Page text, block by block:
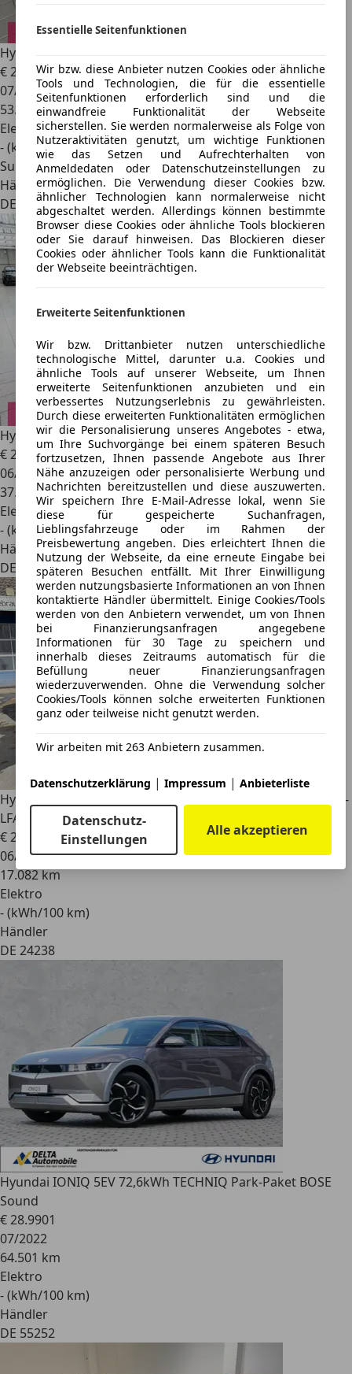
Essentielle Seitenfunktionen
Wir bzw. diese Anbieter nutzen Cookies oder ähnliche
Tools und Technologien, die für die essentielle
Seitenfunktionen erforderlich sind und die
einwandfreie Funktionalität der Webseite
sicherstellen. Sie werden normalerweise als Folge von
Nutzeraktivitäten genutzt, um wichtige Funktionen
wie das Setzen und Aufrechterhalten von
Anmeldedaten oder Datenschutzeinstellungen zu
ermöglichen. Die Verwendung dieser Cookies bzw.
ähnlicher Technologien kann normalerweise nicht
abgeschaltet werden. Allerdings können bestimmte
Browser diese Cookies oder ähnliche Tools blockieren
oder Sie darauf hinweisen. Das Blockieren dieser
Cookies oder ähnlicher Tools kann die Funktionalität
der Webseite beeinträchtigen.
Erweiterte Seitenfunktionen
Wir bzw. Drittanbieter nutzen unterschiedliche
technologische Mittel, darunter u.a. Cookies und
ähnliche Tools auf unserer Webseite, um Ihnen
erweiterte Seitenfunktionen anzubieten und ein
verbessertes Nutzungserlebnis zu gewährleisten.
Durch diese erweiterten Funktionalitäten ermöglichen
wir die Personalisierung unseres Angebotes - etwa,
um Ihre Suchvorgänge bei einem späteren Besuch
fortzusetzen, Ihnen passende Angebote aus Ihrer
Nähe anzuzeigen oder personalisierte Werbung und
Nachrichten bereitzustellen und diese auszuwerten.
Wir speichern Ihre E-Mail-Adresse lokal, wenn Sie
diese für gespeicherte Suchanfragen,
Lieblingsfahrzeuge oder im Rahmen der
Preisbewertung angeben. Dies erleichtert Ihnen die
Nutzung der Webseite, da eine erneute Eingabe bei
späteren Besuchen entfällt. Mit Ihrer Einwilligung
werden nutzungsbasierte Informationen an von Ihnen
kontaktierte Händler übermittelt. Einige Cookies/Tools
werden von den Anbietern verwendet, um von Ihnen
bei Finanzierungsanfragen angegebene
Informationen für 30 Tage zu speichern und
innerhalb dieses Zeitraums automatisch für die
Befüllung neuer Finanzierungsanfragen
wiederzuverwenden. Ohne die Verwendung solcher
Cookies/Tools können solche erweiterten Funktionen
ganz oder teilweise nicht genutzt werden.
Wir arbeiten mit 263 Anbietern zusammen.
Datenschutzerklärung | Impressum | Anbieterliste
Datenschutz-
Einstellungen
Alle akzeptieren
Hyundai IONIQ 5
€ 28.8901 € 29.990,-
07/2022
53.931 km
Elektro
- (kWh/100 km)
SuperDEAL
Händler
DE 42287
Hyundai IONIQ 5Techniq 72,6 kWh|ACC|Leder|LED
€ 28.8901
06/2022
37.633 km
Elektro
- (kWh/100 km)
Händler
DE 14974
Hyundai IONIQ 5
Elektro LED-Navi-PDC v/h-Rcam-ACC-HDA-
LFA-Klim...
€ 28.950
06/2024
17.082 km
Elektro
- (kWh/100 km)
Händler
DE 24238
Hyundai IONIQ 5EV 72,6kWh TECHNIQ Park-Paket BOSE
Sound
€ 28.9901
07/2022
64.501 km
Elektro
- (kWh/100 km)
Händler
DE 55252